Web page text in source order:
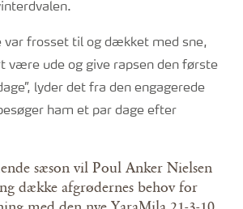
var frosset til og dækket med sne,
være ude og give rapsen den første
lyder det fra den engagerede
ham et par dage efter
sæson vil Poul Anker Nielsen
dække afgrødernes behov for